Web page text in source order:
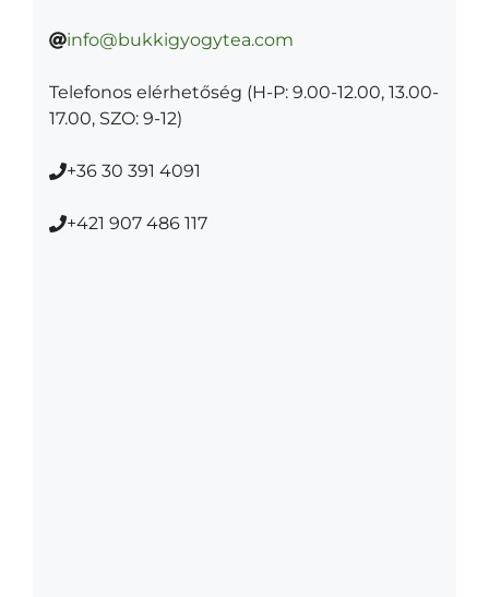
info@bukkigyogytea.com
Telefonos elérhetőség (H-P: 9.00-12.00, 13.00-
17.00, SZO: 9-12)
+36 30 391 4091
+​421 907 486 117